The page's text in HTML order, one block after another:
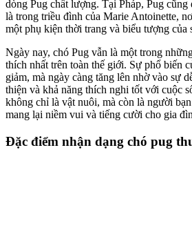
dòng Pug chất lượng. Tại Pháp, Pug
là trong triều đình của Marie Antoinette,
một phụ kiện thời trang và biểu tượng của
Ngày nay, chó Pug vẫn là một trong
thích nhất trên toàn thế giới. Sự phổ biến
giảm, mà ngày càng tăng lên nhờ vào sự
thiện và khả năng thích nghi tốt với cuộc
không chỉ là vật nuôi, mà còn là người
mang lại niềm vui và tiếng cười cho gia
Đặc điểm nhận dạng chó pug